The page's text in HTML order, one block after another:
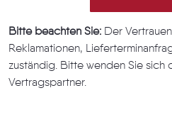
Bitte beachten Sie: Der
Reklamationen,
zuständig. Bitte wenden Sie sich
Vertragspartner.